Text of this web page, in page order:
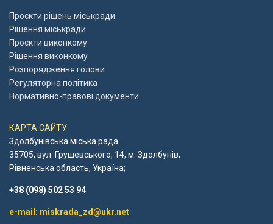
Проєкти рішень міськради
Рішення міськради
Проєкти виконкому
Рішення виконкому
Розпорядження голови
Регуляторна політика
Нормативно-правові документи
КАРТА САЙТУ
Здолбунівська міська рада
35705, вул. Грушевського, 14, м. Здолбунів,
Рівненська область, Україна;
+38 (098) 502 53 94
e-mail: miskrada_zd@ukr.net